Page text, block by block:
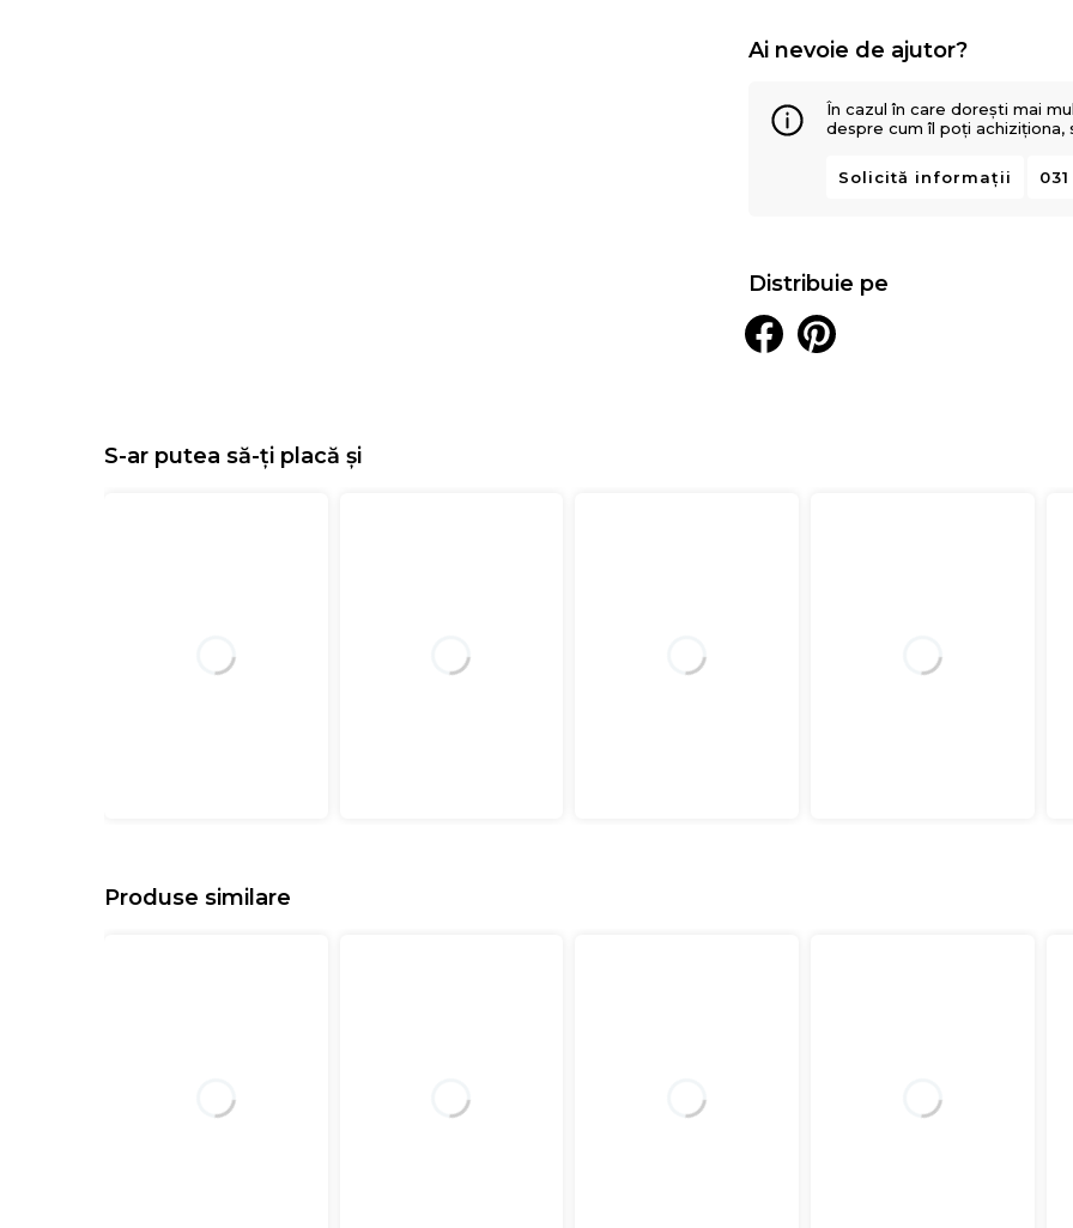
Ai nevoie de ajutor?
În cazul în care dorești mai
despre cum îl poți achiziționa,
Solicită informații
Distribuie pe
S-ar putea să-ți placă și
Produse similare